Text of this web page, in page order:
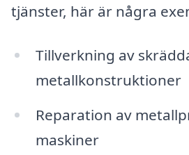
tjänster, här är några
Tillverkning av
metallkonstruktioner
Reparation av
maskiner